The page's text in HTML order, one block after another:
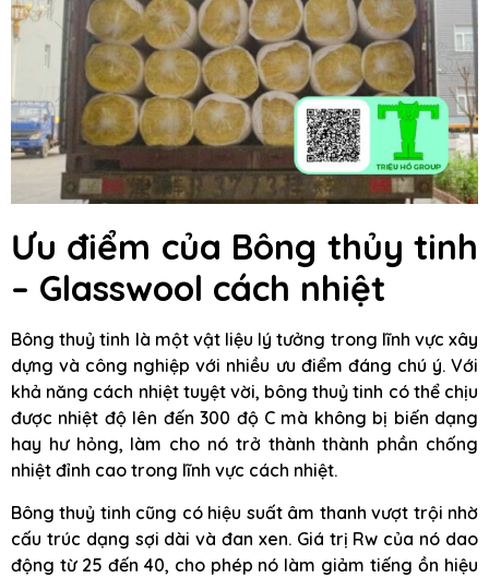
Ưu điểm của Bông thủy tinh
– Glasswool cách nhiệt
Bông thuỷ tinh là một vật liệu lý tưởng trong lĩnh vực xây
dựng và công nghiệp với nhiều ưu điểm đáng chú ý. Với
khả năng cách nhiệt tuyệt vời, bông thuỷ tinh có thể chịu
được nhiệt độ lên đến 300 độ C mà không bị biến dạng
hay hư hỏng, làm cho nó trở thành thành phần chống
nhiệt đỉnh cao trong lĩnh vực cách nhiệt.
Bông thuỷ tinh cũng có hiệu suất âm thanh vượt trội nhờ
cấu trúc dạng sợi dài và đan xen. Giá trị Rw của nó dao
động từ 25 đến 40, cho phép nó làm giảm tiếng ồn hiệu